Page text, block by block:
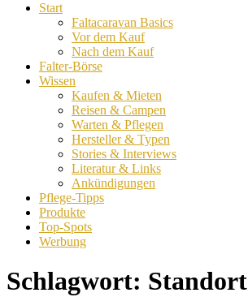
Start
Faltacaravan Basics
Vor dem Kauf
Nach dem Kauf
Falter-Börse
Wissen
Kaufen & Mieten
Reisen & Campen
Warten & Pflegen
Hersteller & Typen
Stories & Interviews
Literatur & Links
Ankündigungen
Pflege-Tipps
Produkte
Top-Spots
Werbung
Schlagwort: Standort